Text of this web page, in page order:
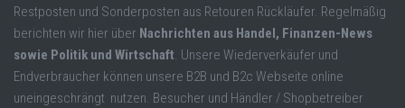
Restposten und Sonderposten aus Retouren Rückläufer. Regelmäßig
berichten wir hier über Nachrichten aus Handel, Finanzen-News
sowie Politik und Wirtschaft. Unsere Wiederverkäufer und
Endverbraucher können unsere B2B und B2c Webseite online
uneingeschrängt nutzen. Besucher und Händler / Shopbetreiber